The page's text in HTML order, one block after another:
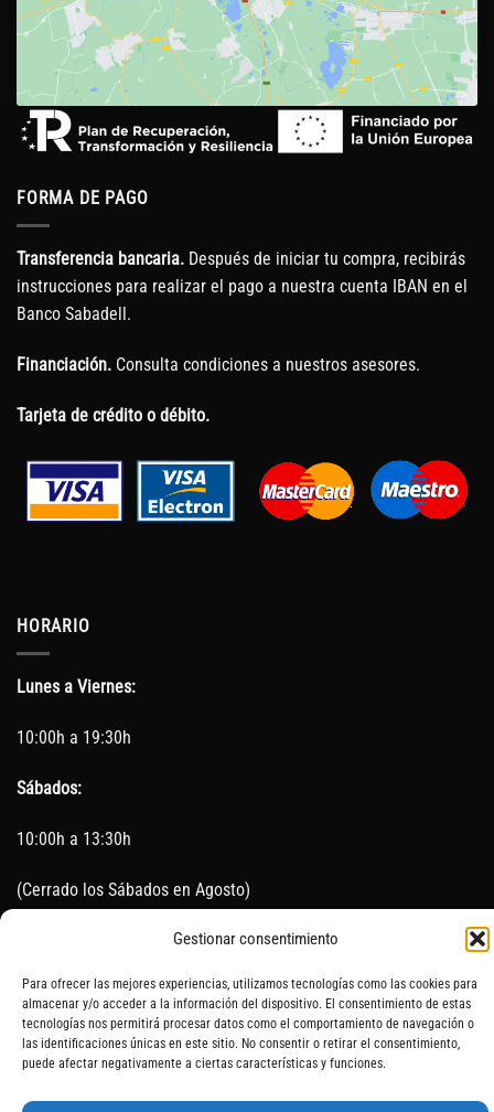
Gestionar consentimiento
Para ofrecer las mejores experiencias, utilizamos tecnologías como las cookies para
almacenar y/o acceder a la información del dispositivo. El consentimiento de estas
tecnologías nos permitirá procesar datos como el comportamiento de navegación o
las identificaciones únicas en este sitio. No consentir o retirar el consentimiento,
puede afectar negativamente a ciertas características y funciones.
FORMA DE PAGO
Transferencia bancaria. Después de iniciar tu compra, recibirás
instrucciones para realizar el pago a nuestra cuenta IBAN en el
Banco Sabadell.
Financiación. Consulta condiciones a nuestros asesores.
Tarjeta de crédito o débito.
HORARIO
Lunes a Viernes:
10:00h a 19:30h
Sábados:
10:00h a 13:30h
(Cerrado los Sábados en Agosto)
Sin servicio de taller del 15 de Agosto al 5 de septiembre
SOBRE NOSOTROS CONTACTO AVISO LEGAL